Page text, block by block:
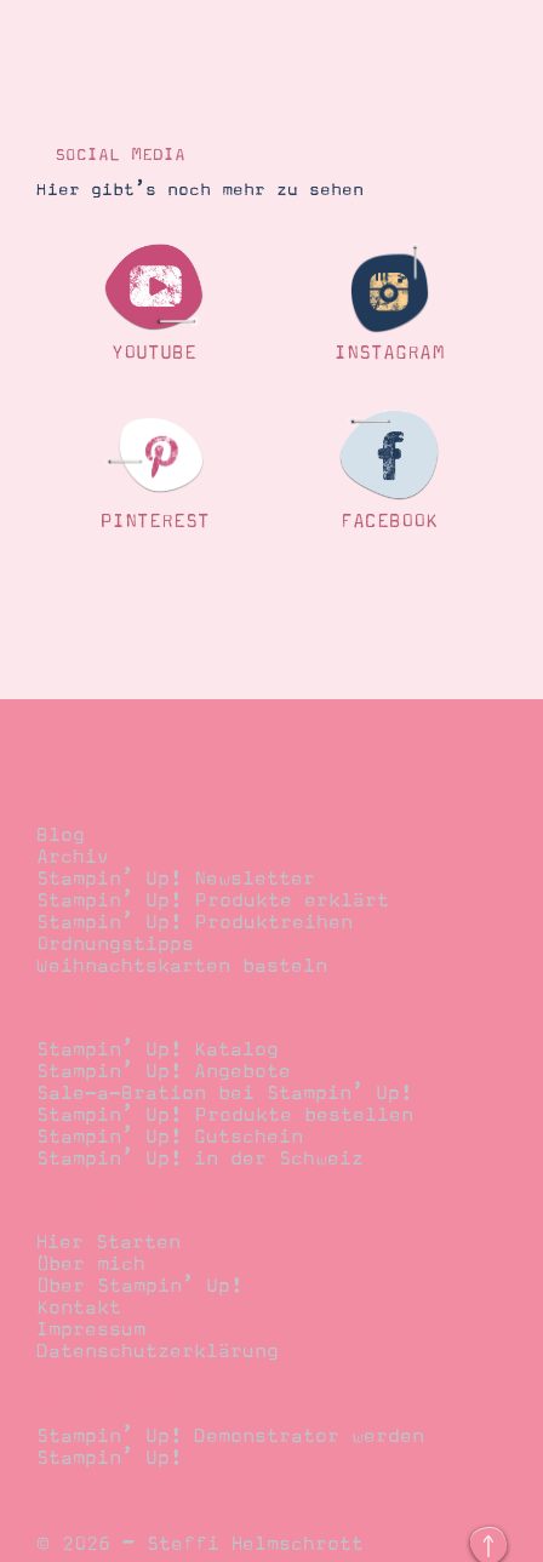
SOCIAL MEDIA
Hier gibt’s noch mehr zu sehen
YOUTUBE INSTAGRAM
PINTEREST FACEBOOK
Blog
Archiv
Stampin’ Up! Newsletter
Stampin’ Up! Produkte erklärt
Stampin’ Up! Produktreihen
Ordnungstipps
Weihnachtskarten basteln
Stampin’ Up! Katalog
Stampin’ Up! Angebote
Sale-a-Bration bei Stampin’ Up!
Stampin’ Up! Produkte bestellen
Stampin’ Up! Gutschein
Stampin’ Up! in der Schweiz
Hier Starten
Über mich
Über Stampin’ Up!
Kontakt
Impressum
Datenschutzerklärung
Stampin’ Up! Demonstrator werden
Stampin’ Up!
© 2026 – Steffi Helmschrott